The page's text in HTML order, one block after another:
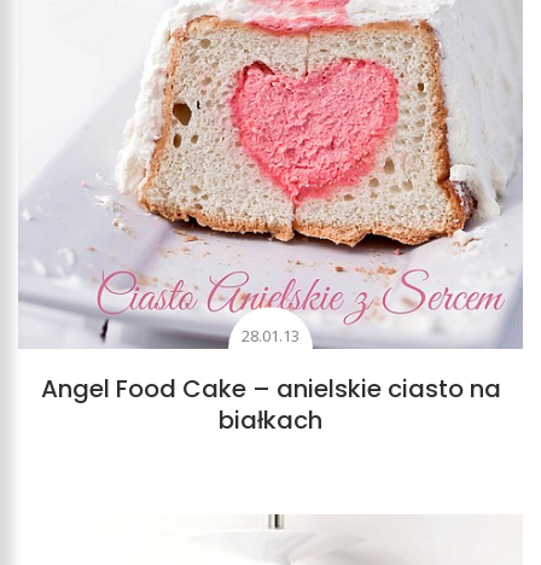
28.01.13
Angel Food Cake – anielskie ciasto na
białkach